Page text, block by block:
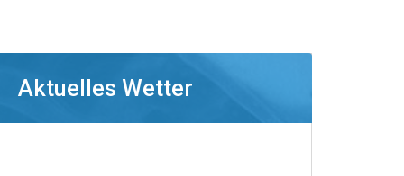
Aktuelles Wetter